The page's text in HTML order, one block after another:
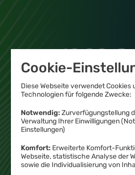
19,99€
8
(statt
Cookie-
Diese Webseite verwendet Cookies
Technologien für folgende Zwecke:
Notwendig: Zurverfügungstellung
Verwaltung Ihrer Einwilligungen
Einstellungen)
Komfort: Erweiterte Komfort-
Webseite, statistische Analyse der
sowie die Individualisierung von